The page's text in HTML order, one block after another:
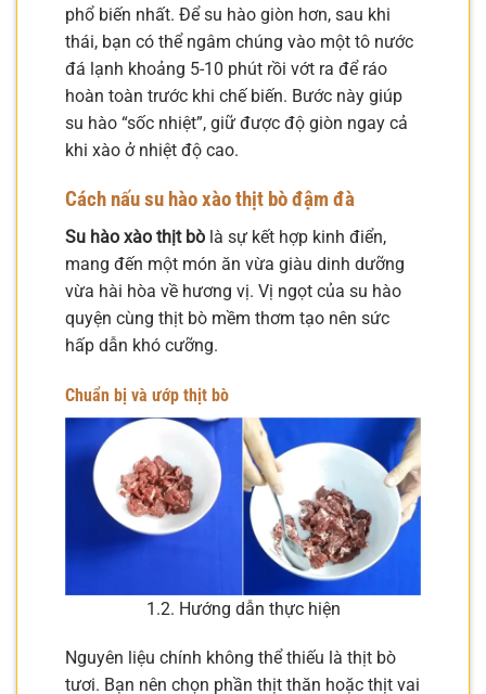
phổ biến nhất. Để su hào giòn hơn, sau khi
thái, bạn có thể ngâm chúng vào một tô nước
đá lạnh khoảng 5-10 phút rồi vớt ra để ráo
hoàn toàn trước khi chế biến. Bước này giúp
su hào “sốc nhiệt”, giữ được độ giòn ngay cả
khi xào ở nhiệt độ cao.
Cách nấu su hào xào thịt bò đậm đà
Su hào xào thịt bò là sự kết hợp kinh điển,
mang đến một món ăn vừa giàu dinh dưỡng
vừa hài hòa về hương vị. Vị ngọt của su hào
quyện cùng thịt bò mềm thơm tạo nên sức
hấp dẫn khó cưỡng.
Chuẩn bị và ướp thịt bò
1.2. Hướng dẫn thực hiện
Nguyên liệu chính không thể thiếu là thịt bò
tươi. Bạn nên chọn phần thịt thăn hoặc thịt vai